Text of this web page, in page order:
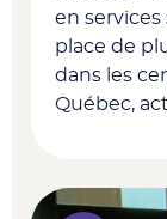
en services
place de
dans les
Québec,